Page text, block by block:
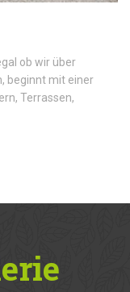
ob wir über
beginnt mit einer
Terrassen,